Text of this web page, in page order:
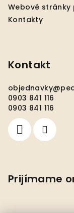
Webové stránky
Kontakty
Kontakt
objednavky@
0903 841 116
0903 841 116
Prijímame